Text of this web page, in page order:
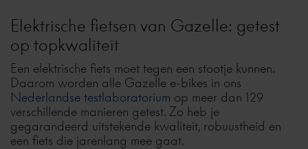
Elektrische fietsen van Gazelle: getest
op topkwaliteit
Een elektrische fiets moet tegen een stootje kunnen.
Daarom worden alle Gazelle e-bikes in ons
Nederlandse testlaboratorium op meer dan 129
verschillende manieren getest. Zo heb je
gegarandeerd uitstekende kwaliteit, robuustheid en
een fiets die jarenlang mee gaat.